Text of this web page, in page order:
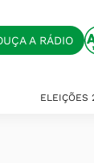
A RÁDIO
ELEIÇÕES